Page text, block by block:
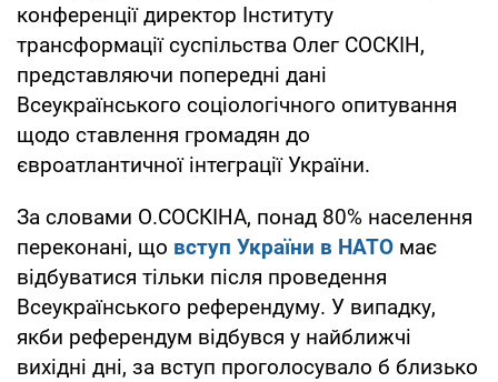
конференції директор Інституту
трансформації суспільства Олег СОСКІН,
представляючи попередні дані
Всеукраїнського соціологічного опитування
щодо ставлення громадян до
євроатлантичної інтеграції України.
За словами О.СОСКІНА, понад 80% населення
переконані, що вступ України в НАТО має
відбуватися тільки після проведення
Всеукраїнського референдуму. У випадку,
якби референдум відбувся у найближчі
вихідні дні, за вступ проголосувало б близько